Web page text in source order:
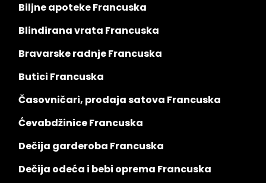
Biljne apoteke Francuska
Blindirana vrata Francuska
Bravarske radnje Francuska
Butici Francuska
Časovničari, prodaja satova Francuska
Ćevabdžinice Francuska
Dečija garderoba Francuska
Dečija odeća i bebi oprema Francuska